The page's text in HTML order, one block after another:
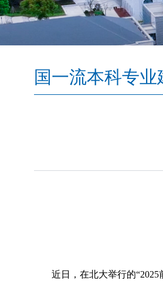
国一流本科专业
近日，在北大举行的